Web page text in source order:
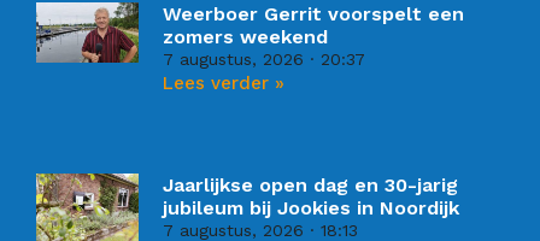
Weerboer Gerrit voorspelt een
zomers weekend
7 augustus, 2026 20:37
Lees verder »
Jaarlijkse open dag en 30-jarig
jubileum bij Jookies in Noordijk
7 augustus, 2026 18:13